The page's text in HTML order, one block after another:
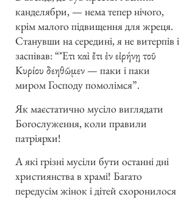
канделябри, — нема тепер нічого,
крім малого підвищення для жреця.
Станувши на середині, я не витерпів і
заспівав: “Ἔτι καὶ ἔτι ἐν εἰρήνῃ τοῦ
Κυρίου δεηθῶμεν — паки і паки
миром Господу помолімся”.
Як маєстатично мусіло виглядати
Богослуження, коли правили
патріярхи!
А які грізні мусіли бути останні дні
християнства в храмі! Багато
передусім жінок і дітей схоронилося